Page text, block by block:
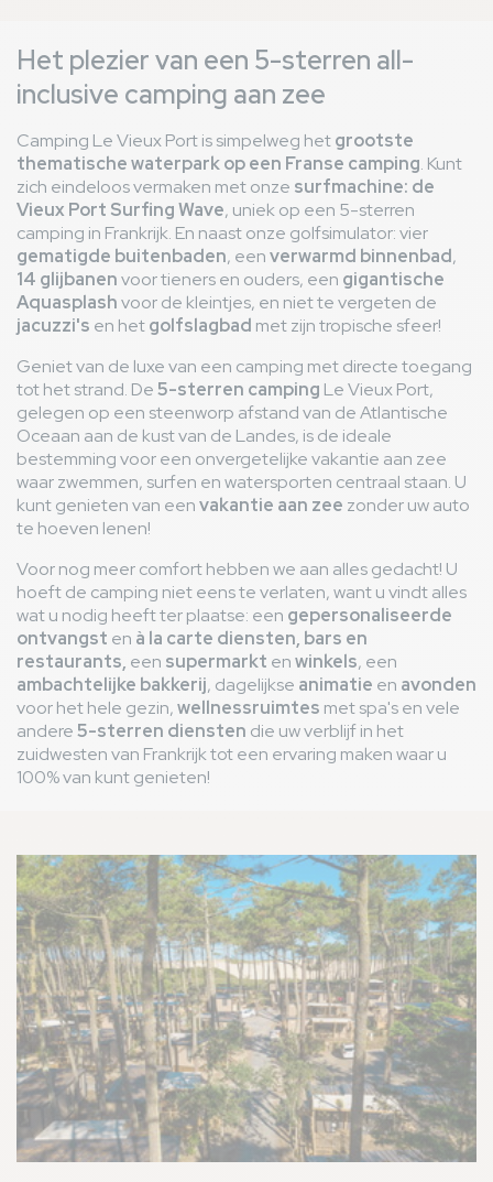
Het plezier van een 5-sterren all-
inclusive camping aan zee
Camping Le Vieux Port is simpelweg hetgrootste
thematische waterpark op een Franse camping. Kunt
zich eindeloos vermaken met onze surfmachine: de
Vieux Port Surfing Wave, uniek op een 5-sterren
camping in Frankrijk. En naast onze golfsimulator: vier
gematigde buitenbaden, eenverwarmd binnenbad,
14 glijbanenvoor tieners en ouders, een gigantische
Aquasplashvoor de kleintjes, en niet te vergeten de
jacuzzi's en hetgolfslagbad met zijn tropische sfeer!
Geniet van de luxe van een camping met directe toegang
tot het strand. De5-sterren camping Le Vieux Port,
gelegen op een steenworp afstand van de Atlantische
Oceaan aan de kust van de Landes, is de ideale
bestemming voor een onvergetelijke vakantie aan zee
waar zwemmen, surfen en watersporten centraal staan. U
kunt genieten van eenvakantie aan zee zonder uw auto
te hoeven lenen!
Voor nog meer comfort hebben we aan alles gedacht! U
hoeft de camping niet eens te verlaten, want u vindt alles
wat u nodig heeft ter plaatse: een gepersonaliseerde
ontvangst en à la carte diensten, bars en
restaurants, een supermarkt enwinkels, een
ambachtelijke bakkerij, dagelijkse animatie en avonden
voor het hele gezin,wellnessruimtes met spa's en vele
andere5-sterren diensten die uw verblijf in het
zuidwesten van Frankrijk tot een ervaring maken waar u
100% van kunt genieten!
Afbeelding